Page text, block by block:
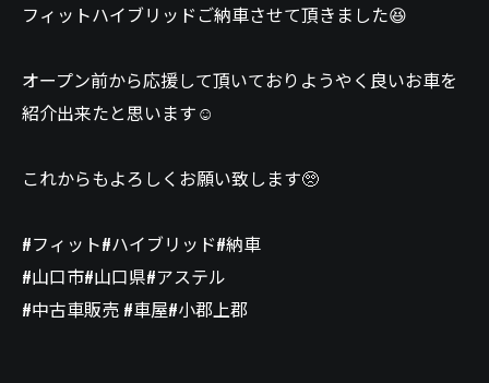
フィットハイブリッドご納車させて頂きました😆
オープン前から応援して頂いておりようやく良いお車を
紹介出来たと思います☺️
これからもよろしくお願い致します🥺
#フィット#ハイブリッド#納車
#山口市#山口県#アステル
#中古車販売 #車屋#小郡上郡